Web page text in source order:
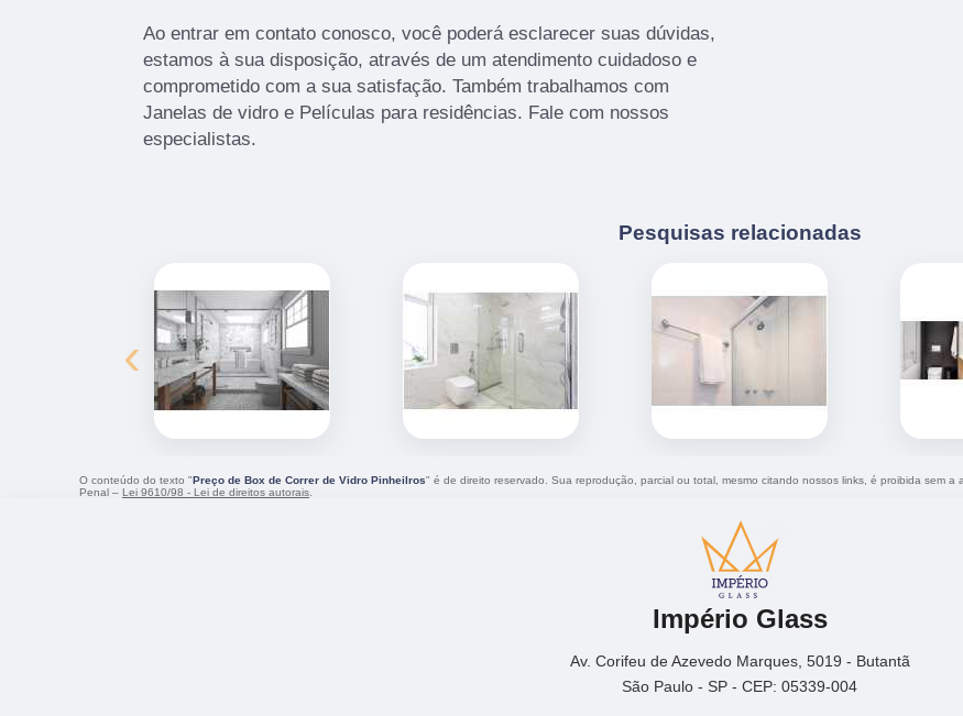
Ao entrar em contato conosco, você poderá esclarecer suas dúvidas,
estamos à sua disposição, através de um atendimento cuidadoso e
comprometido com a sua satisfação. Também trabalhamos com
Janelas de vidro e Películas para residências. Fale com nossos
especialistas.
Pesquisas relacionadas
‹
O conteúdo do texto "Preço de Box de Correr de Vidro Pinheilros" é de direito reservado. Sua reprodução, parcial ou total, mesmo citando nossos links, é proibida sem
Penal – Lei 9610/98 - Lei de direitos autorais
Império Glass
Av. Corifeu de Azevedo Marques, 5019 - Butantã
São Paulo - SP - CEP: 05339-004